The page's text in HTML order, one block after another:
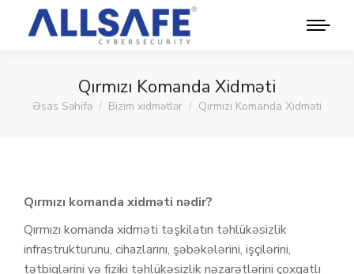
Qırmızı Komanda Xidməti
You are here:
Əsas Səhifə Bizim xidmətlər Qırmızı Komanda Xidməti
Qırmızı komanda xidməti nədir?
Qırmızı komanda xidməti təşkilatın təhlükəsizlik
infrastrukturunu, cihazlarını, şəbəkələrini, işçilərini,
tətbiqlərini və fiziki təhlükəsizlik nəzarətlərini çoxqatlı